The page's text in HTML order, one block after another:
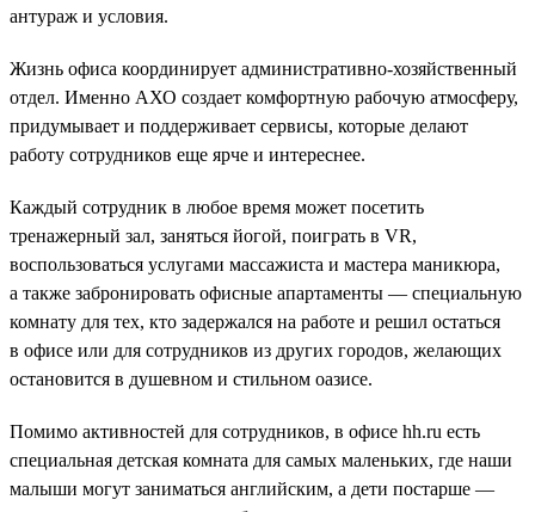
антураж и условия.
Жизнь офиса координирует административно-хозяйственный
отдел. Именно АХО создает комфортную рабочую атмосферу,
придумывает и поддерживает сервисы, которые делают
работу сотрудников еще ярче и интереснее.
Каждый сотрудник в любое время может посетить
тренажерный зал, заняться йогой, поиграть в VR,
воспользоваться услугами массажиста и мастера маникюра,
а также забронировать офисные апартаменты — специальную
комнату для тех, кто задержался на работе и решил остаться
в офисе или для сотрудников из других городов, желающих
остановится в душевном и стильном оазисе.
Помимо активностей для сотрудников, в офисе hh.ru есть
специальная детская комната для самых маленьких, где наши
малыши могут заниматься английским, а дети постарше —